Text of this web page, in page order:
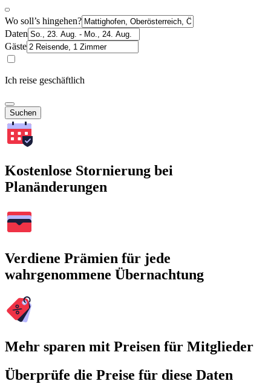
Wo soll’s hingehen?
Daten
Gäste
Ich reise geschäftlich
Suchen
Kostenlose Stornierung bei
Planänderungen
Verdiene Prämien für jede
wahrgenommene Übernachtung
Mehr sparen mit Preisen für Mitglieder
Überprüfe die Preise für diese Daten